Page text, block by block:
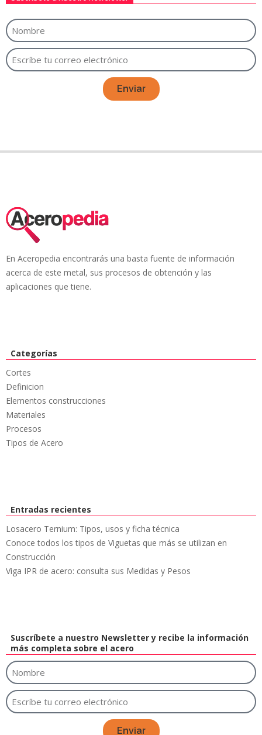
Enviar
En Aceropedia encontrarás una basta fuente de información
acerca de este metal, sus procesos de obtención y las
aplicaciones que tiene.
Categorías
Cortes
Definicion
Elementos construcciones
Materiales
Procesos
Tipos de Acero
Entradas recientes
Losacero Ternium: Tipos, usos y ficha técnica
Conoce todos los tipos de Viguetas que más se utilizan en
Construcción
Viga IPR de acero: consulta sus Medidas y Pesos
Suscríbete a nuestro Newsletter y recibe la información
más completa sobre el acero
Enviar